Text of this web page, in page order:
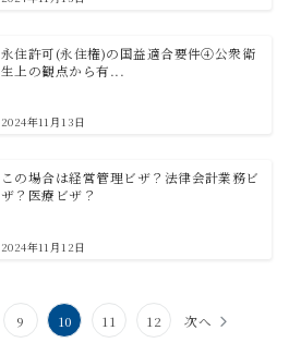
永住許可(永住権)の国益適合要件④公衆衛
生上の観点から有...
2024年11月13日
この場合は経営管理ビザ？法律会計業務ビ
ザ？医療ビザ？
2024年11月12日
9 10 11 12 次へ